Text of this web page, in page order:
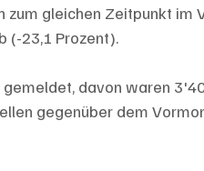
gleichen Zeitpunkt im
(-23,1 Prozent).
davon waren
gegenüber dem